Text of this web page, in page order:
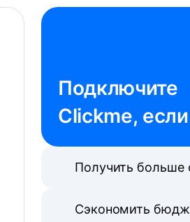
Подключите
Clickme, если
Получить больше
Сэкономить